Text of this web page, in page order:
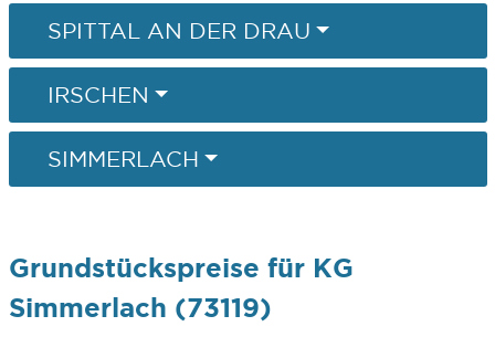
SPITTAL AN DER DRAU
IRSCHEN
SIMMERLACH
Grundstückspreise für KG
Simmerlach (73119)